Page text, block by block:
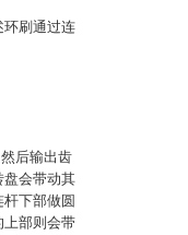
环刷通过连
后输出齿
盘会带动其
下部做圆
上部则会带